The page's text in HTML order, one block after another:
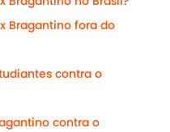
Bragantino fora do
contra o
contra o